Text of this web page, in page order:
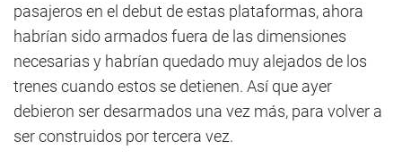
pasajeros en el debut de estas plataformas, ahora
habrían sido armados fuera de las dimensiones
necesarias y habrían quedado muy alejados de los
trenes cuando estos se detienen. Así que ayer
debieron ser desarmados una vez más, para volver a
ser construidos por tercera vez.